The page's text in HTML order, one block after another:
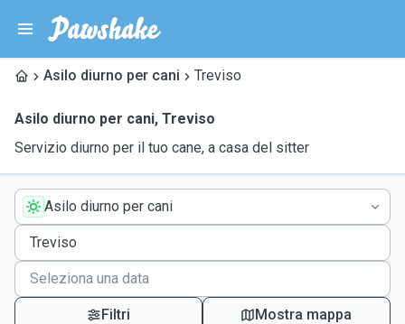
Asilo diurno per cani Treviso
Asilo diurno per cani, Treviso
Servizio diurno per il tuo cane, a casa del sitter
Asilo diurno per cani
Filtri Mostra mappa